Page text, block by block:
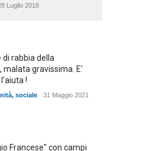
Luglio 2018
di rabbia della
malata gravissima. E'
!
, sociale 31 Maggio 2021
Francese" con campi